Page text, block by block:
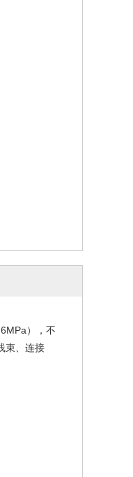
），不
束、连接